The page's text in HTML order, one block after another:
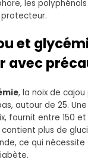
les
et
avec
, la noix de
autour de 25.
fournit entre 150
contient plus de
ce qui nécessite